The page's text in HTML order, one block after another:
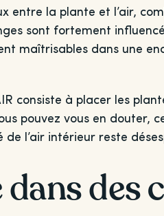
entre la plante et l’air,
sont fortement
maîtrisables dans une
consiste à placer les
pouvez vous en
l’air intérieur reste
des